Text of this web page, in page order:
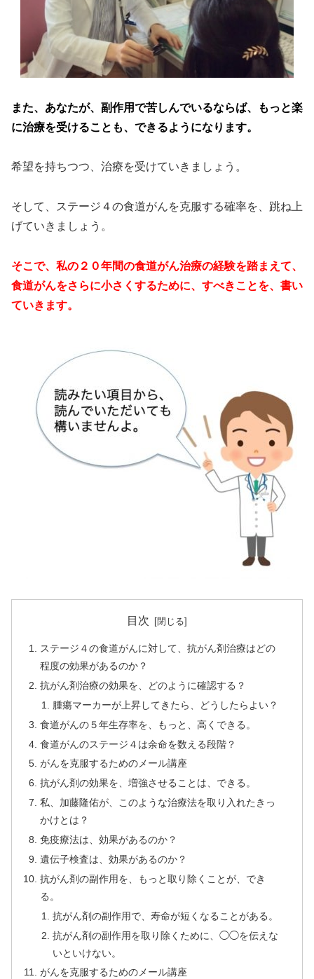
また、あなたが、副作用で苦しんでいるならば、もっと楽
に治療を受けることも、できるようになります。
希望を持ちつつ、治療を受けていきましょう。
そして、ステージ４の食道がんを克服する確率を、跳ね上
げていきましょう。
そこで、私の２０年間の食道がん治療の経験を踏まえて、
食道がんをさらに小さくするために、すべきことを、書い
ていきます。
目次
ステージ４の食道がんに対して、抗がん剤治療はどの
程度の効果があるのか？
抗がん剤治療の効果を、どのように確認する？
腫瘍マーカーが上昇してきたら、どうしたらよい？
食道がんの５年生存率を、もっと、高くできる。
食道がんのステージ４は余命を数える段階？
がんを克服するためのメール講座
抗がん剤の効果を、増強させることは、できる。
私、加藤隆佑が、このような治療法を取り入れたきっ
かけとは？
免疫療法は、効果があるのか？
遺伝子検査は、効果があるのか？
抗がん剤の副作用を、もっと取り除くことが、でき
る。
抗がん剤の副作用で、寿命が短くなることがある。
抗がん剤の副作用を取り除くために、◯◯を伝えな
いといけない。
がんを克服するためのメール講座